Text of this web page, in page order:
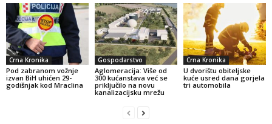
Crna Kronika
Pod zabranom vožnje
izvan BiH uhićen 29-
godišnjak kod Mraclina
Gospodarstvo
Aglomeracija: Više od
300 kućanstava već se
priključilo na novu
kanalizacijsku mrežu
Crna Kronika
U dvorištu obiteljske
kuće usred dana gorjela
tri automobila